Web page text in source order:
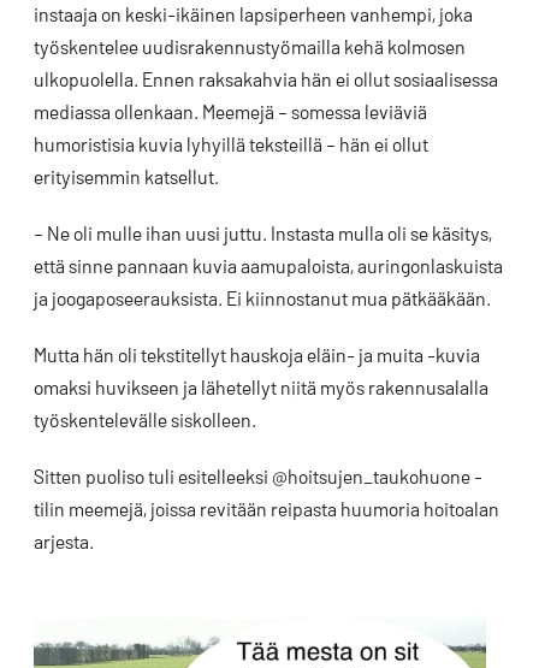
instaaja on keski-ikäinen lapsiperheen vanhempi, joka
työskentelee uudisrakennustyömailla kehä kolmosen
ulkopuolella. Ennen raksakahvia hän ei ollut sosiaalisessa
mediassa ollenkaan. Meemejä – somessa leviäviä
humoristisia kuvia lyhyillä teksteillä – hän ei ollut
erityisemmin katsellut.
– Ne oli mulle ihan uusi juttu. Instasta mulla oli se käsitys,
että sinne pannaan kuvia aamupaloista, auringonlaskuista
ja joogaposeerauksista. Ei kiinnostanut mua pätkääkään.
Mutta hän oli tekstitellyt hauskoja eläin- ja muita -kuvia
omaksi huvikseen ja lähetellyt niitä myös rakennusalalla
työskentelevälle siskolleen.
Sitten puoliso tuli esitelleeksi @hoitsujen_taukohuone -
tilin meemejä, joissa revitään reipasta huumoria hoitoalan
arjesta.